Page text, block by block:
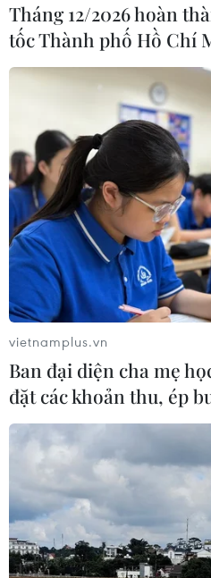
Tháng 12/2026 hoàn
tốc Thành phố Hồ Chí
vietnamplus.vn
Ban đại diện cha mẹ
đặt các khoản thu, ép